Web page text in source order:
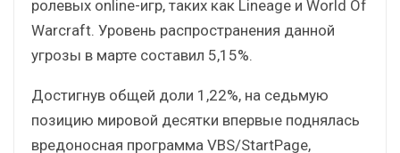
ролевых online-игр, таких как Lineage и World Of
Warcraft. Уровень распространения данной
угрозы в марте составил 5,15%.
Достигнув общей доли 1,22%, на седьмую
позицию мировой десятки впервые поднялась
вредоносная программа VBS/StartPage,